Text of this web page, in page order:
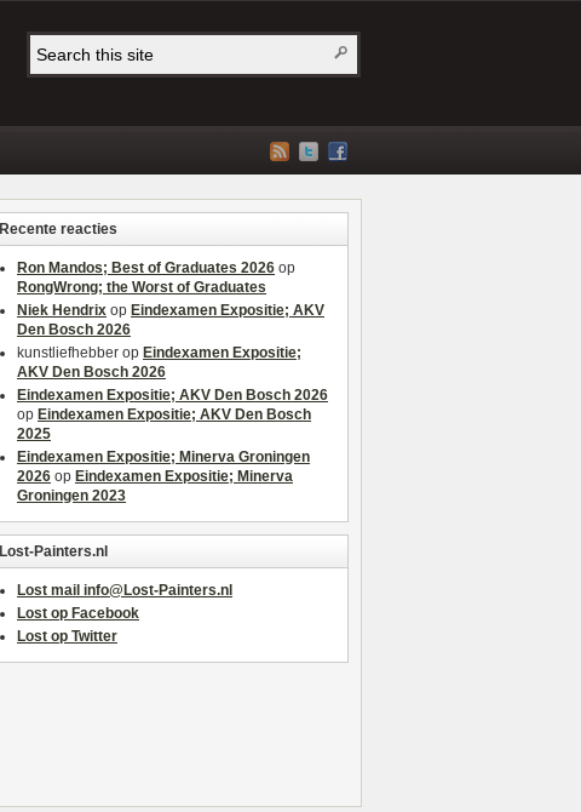
Recente reacties
Ron Mandos; Best of Graduates 2026 op
RongWrong; the Worst of Graduates
Niek Hendrix op Eindexamen Expositie; AKV
Den Bosch 2026
kunstliefhebber op Eindexamen Expositie;
AKV Den Bosch 2026
Eindexamen Expositie; AKV Den Bosch 2026
op Eindexamen Expositie; AKV Den Bosch
2025
Eindexamen Expositie; Minerva Groningen
2026 op Eindexamen Expositie; Minerva
Groningen 2023
Lost-Painters.nl
Lost mail info@Lost-Painters.nl
Lost op Facebook
Lost op Twitter